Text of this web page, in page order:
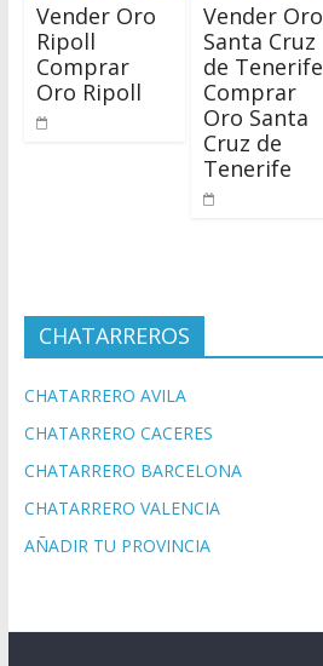
Vender Oro
Ripoll
Comprar
Oro Ripoll
Vender Oro
Santa Cruz
de Tenerife
Comprar
Oro Santa
Cruz de
Tenerife
CHATARREROS
CHATARRERO AVILA
CHATARRERO CACERES
CHATARRERO BARCELONA
CHATARRERO VALENCIA
AÑADIR TU PROVINCIA